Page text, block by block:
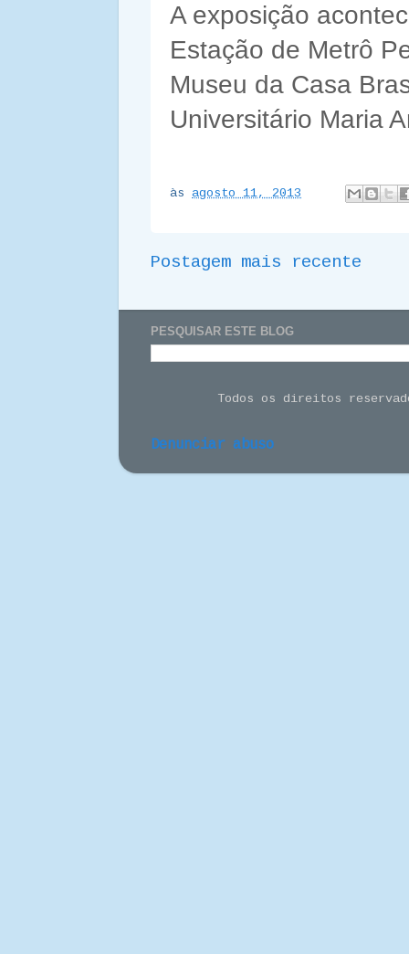
A exposição
Estação de Metrô
Museu da Casa
Universitário Maria
às agosto 11, 2013
Postagem mais recente
PESQUISAR ESTE BLOG
Todos os direitos
Denunciar abuso